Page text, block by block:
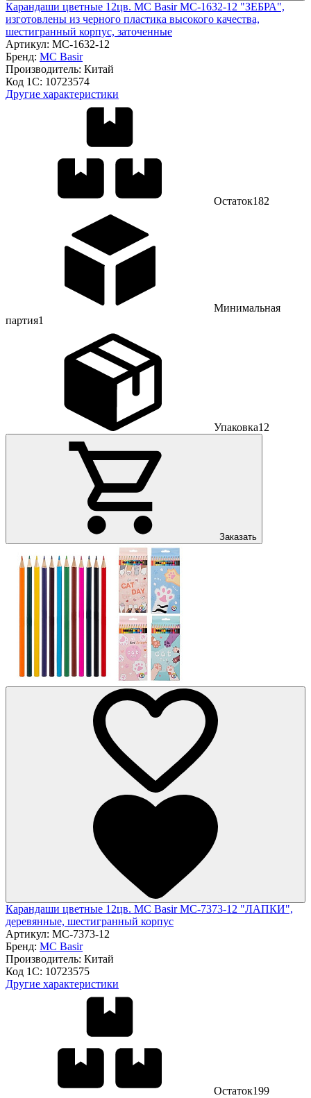
Карандаши цветные 12цв. MC Basir МС-1632-12 "ЗЕБРА",
изготовлены из черного пластика высокого качества,
шестигранный корпус, заточенные
Артикул: МС-1632-12
Бренд: MC Basir
Производитель: Китай
Код 1С: 10723574
Другие характеристики
Остаток182
Минимальная
партия1
Упаковка12
Заказать
Карандаши цветные 12цв. MC Basir МС-7373-12 "ЛАПКИ",
деревянные, шестигранный корпус
Артикул: МС-7373-12
Бренд: MC Basir
Производитель: Китай
Код 1С: 10723575
Другие характеристики
Остаток199